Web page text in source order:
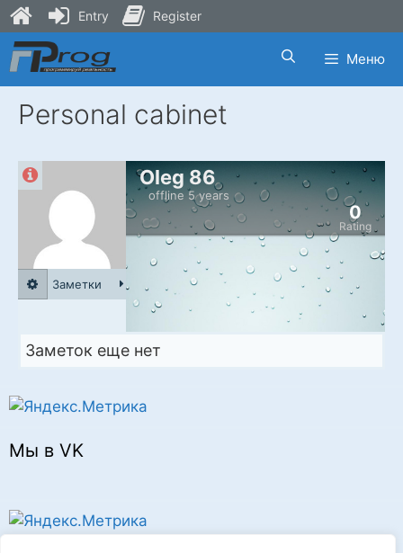
Skip
to
content
Меню
Personal cabinet
Oleg 86
offline 5 years
Rating
0
Заметки
Заметок еще нет
Мы в VK
Entry Register